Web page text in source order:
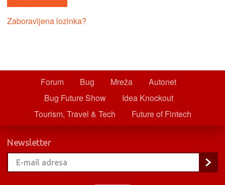
Zaboravljena lozinka?
Forum Bug Mreža
Autonet
Bug Future Show
Idea Knockout
Tourism, Travel & Tech
Future of Fintech
Newsletter